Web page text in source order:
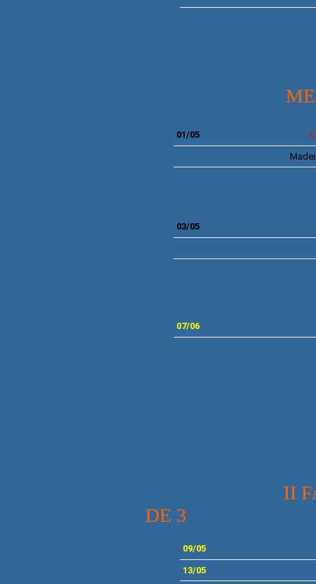
01/05
03/05
07/06
II FASE -
DE 3
09/05
13/05